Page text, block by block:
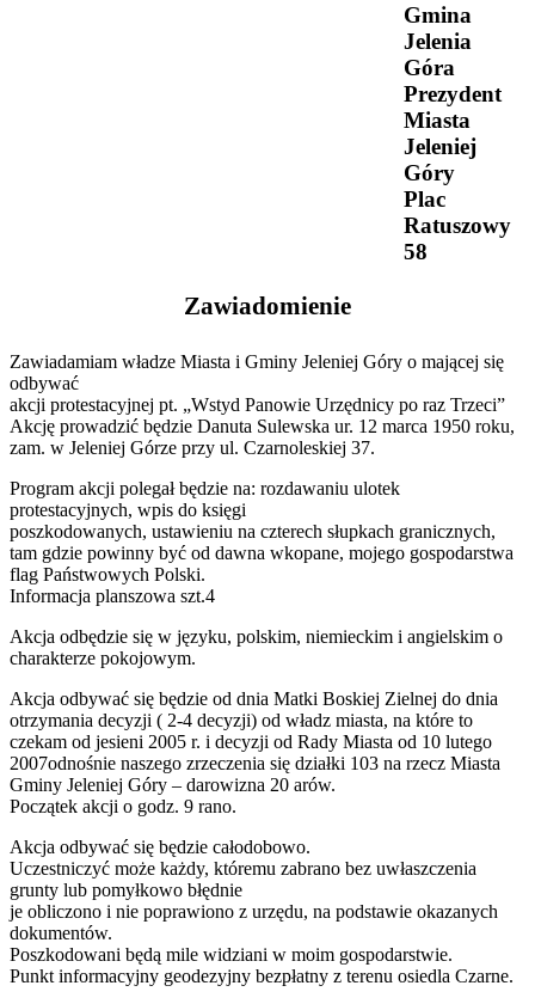
Gmina
Jelenia
Góra
Prezydent
Miasta
Jeleniej
Góry
Plac
Ratuszowy
58
Zawiadomienie
Zawiadamiam władze Miasta i Gminy Jeleniej Góry o mającej się
odbywać
akcji protestacyjnej pt. „Wstyd Panowie Urzędnicy po raz Trzeci”
Akcję prowadzić będzie Danuta Sulewska ur. 12 marca 1950 roku,
zam. w Jeleniej Górze przy ul. Czarnoleskiej 37.
Program akcji polegał będzie na: rozdawaniu ulotek
protestacyjnych, wpis do księgi
poszkodowanych, ustawieniu na czterech słupkach granicznych,
tam gdzie powinny być od dawna wkopane, mojego gospodarstwa
flag Państwowych Polski.
Informacja planszowa szt.4
Akcja odbędzie się w języku, polskim, niemieckim i angielskim o
charakterze pokojowym.
Akcja odbywać się będzie od dnia Matki Boskiej Zielnej do dnia
otrzymania decyzji ( 2-4 decyzji) od władz miasta, na które to
czekam od jesieni 2005 r. i decyzji od Rady Miasta od 10 lutego
2007odnośnie naszego zrzeczenia się działki 103 na rzecz Miasta
Gminy Jeleniej Góry – darowizna 20 arów.
Początek akcji o godz. 9 rano.
Akcja odbywać się będzie całodobowo.
Uczestniczyć może każdy, któremu zabrano bez uwłaszczenia
grunty lub pomyłkowo błędnie
je obliczono i nie poprawiono z urzędu, na podstawie okazanych
dokumentów.
Poszkodowani będą mile widziani w moim gospodarstwie.
Punkt informacyjny geodezyjny bezpłatny z terenu osiedla Czarne.